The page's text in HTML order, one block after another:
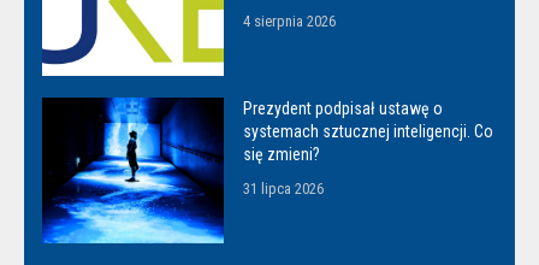
4 sierpnia 2026
Prezydent podpisał ustawę o
systemach sztucznej inteligencji. Co
się zmieni?
31 lipca 2026